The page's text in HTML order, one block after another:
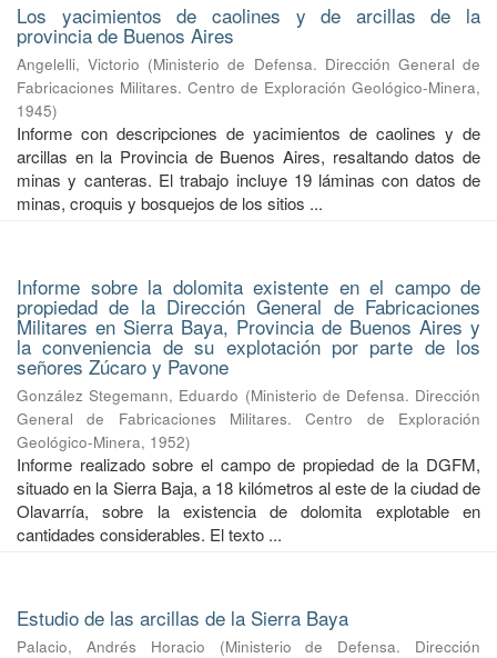
Los yacimientos de caolines y de arcillas de la
provincia de Buenos Aires
Angelelli, Victorio (Ministerio de Defensa. Dirección General de
Fabricaciones Militares. Centro de Exploración Geológico-Minera,
1945)
Informe con descripciones de yacimientos de caolines y de
arcillas en la Provincia de Buenos Aires, resaltando datos de
minas y canteras. El trabajo incluye 19 láminas con datos de
minas, croquis y bosquejos de los sitios ...
Informe sobre la dolomita existente en el campo de
propiedad de la Dirección General de Fabricaciones
Militares en Sierra Baya, Provincia de Buenos Aires y
la conveniencia de su explotación por parte de los
señores Zúcaro y Pavone
González Stegemann, Eduardo (Ministerio de Defensa. Dirección
General de Fabricaciones Militares. Centro de Exploración
Geológico-Minera, 1952)
Informe realizado sobre el campo de propiedad de la DGFM,
situado en la Sierra Baja, a 18 kilómetros al este de la ciudad de
Olavarría, sobre la existencia de dolomita explotable en
cantidades considerables. El texto ...
Estudio de las arcillas de la Sierra Baya
Palacio, Andrés Horacio (Ministerio de Defensa. Dirección